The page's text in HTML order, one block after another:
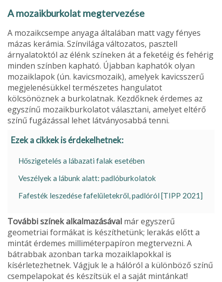
A mozaikburkolat megtervezése
A mozaikcsempe anyaga általában matt vagy fényes
mázas kerámia. Színvilága változatos, pasztell
árnyalatoktól az élénk színeken át a feketéig és fehérig
minden színben kapható. Újabban kaphatók olyan
mozaiklapok (ún. kavicsmozaik), amelyek kavicsszerű
megjelenésükkel természetes hangu­latot
kölcsönöznek a burkolatnak. Kezdőknek érdemes az
egyszínű mozaikburkolatot választani, amelyet eltérő
színű fugázással lehet látványosabbá tenni.
Ezek a cikkek is érdekelhetnek:
Hőszigetelés a lábazati falak esetében
Veszélyek a lábunk alatt: padlóburkolatok
Fafesték leszedése fafelületekről, padlóról [TIPP 2021]
További színek alkal­mazásával már egyszerű
geometriai formákat is készíthetünk; lerakás előtt a
mintát érdemes milliméterpapíron megtervez­ni. A
bátrabbak azonban tarka mozaiklapokkal is
kísérletezhet­nek. Vágjuk le a hálóról a különböző színű
csempelapokat és készítsük el a saját mintánkat!